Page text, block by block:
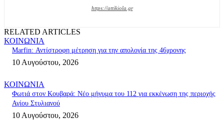
https://attikiola.gr
RELATED ARTICLES
ΚΟΙΝΩΝΙΑ
Marfin: Αντίστροφη μέτρηση για την απολογία της 46χρονης
10 Αυγούστου, 2026
ΚΟΙΝΩΝΙΑ
Φωτιά στον Κουβαρά: Νέο μήνυμα του 112 για εκκένωση της περιοχής
Αγίου Στυλιανού
10 Αυγούστου, 2026